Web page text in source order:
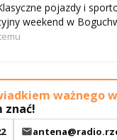
pojazdy i
weekend w
ważnego
znać!